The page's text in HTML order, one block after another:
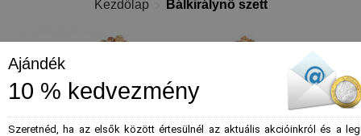
Kezdőlap Bálkirálynő szett
Ajándék
10 % kedvezmény
Szeretnéd, ha az elsők között értesülnél az aktuális akcióinkról és a